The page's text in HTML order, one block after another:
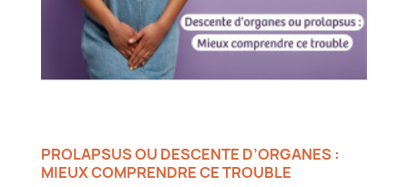
PROLAPSUS OU DESCENTE D’ORGANES :
MIEUX COMPRENDRE CE TROUBLE